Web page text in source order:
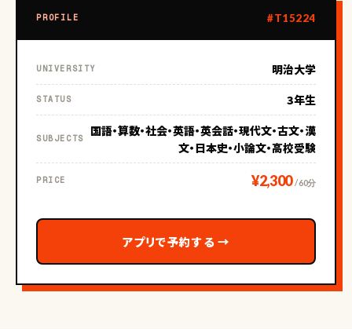
ポートが得意です。また中高校生向けでは背景を理解してス
【部活経験や人柄など】
部活: 学生時代は剣道、合唱 に所属していたことがあります。
人柄: 周りからはよく世話好き、前向き、親しみやすい、聞き上
手 な人だねと言われます！
PROFILE #T15224
UNIVERSITY 明治大学
STATUS 3年生
SUBJECTS
国語・算数・社会・英語・英会話・現代文・古文・漢
文・日本史・小論文・高校受験
PRICE ¥2,300 / 60分
アプリで予約する →